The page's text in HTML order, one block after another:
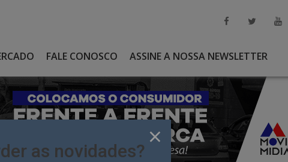
FALE CONOSCO ASSINE A NOSSA NEWSLETTER
×
as novidades?